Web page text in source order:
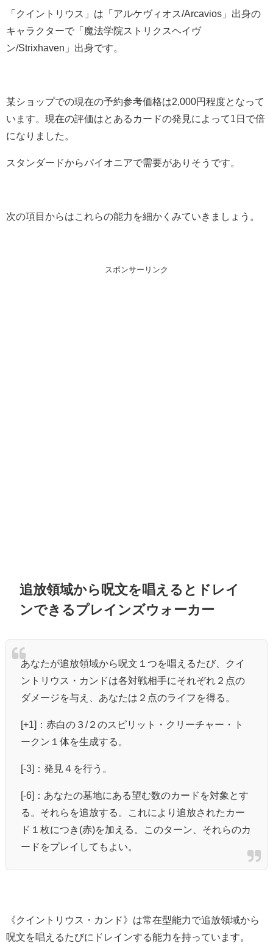
「クイントリウス」は「アルケヴィオス/Arcavios」出身の
キャラクターで「魔法学院ストリクスヘイヴ
ン/Strixhaven」出身です。
某ショップでの現在の予約参考価格は2,000円程度となって
います。現在の評価はとあるカードの発見によって1日で倍
になりました。
スタンダードからパイオニアで需要がありそうです。
次の項目からはこれらの能力を細かくみていきましょう。
スポンサーリンク
追放領域から呪文を唱えるとドレイ
ンできるプレインズウォーカー
あなたが追放領域から呪文１つを唱えるたび、クイ
ントリウス・カンドは各対戦相手にそれぞれ２点の
ダメージを与え、あなたは２点のライフを得る。
[+1]：赤白の３/２のスピリット・クリーチャー・ト
ークン１体を生成する。
[-3]：発見４を行う。
[-6]：あなたの墓地にある望む数のカードを対象とす
る。それらを追放する。これにより追放されたカー
ド１枚につき(赤)を加える。このターン、それらのカ
ードをプレイしてもよい。
《クイントリウス・カンド》は常在型能力で追放領域から
呪文を唱えるたびにドレインする能力を持っています。